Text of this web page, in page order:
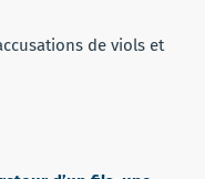
de viols et